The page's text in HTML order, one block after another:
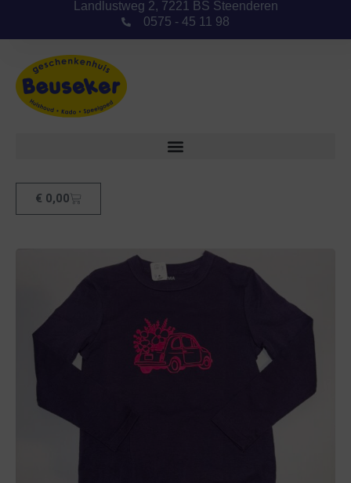
Landlustweg 2, 7221 BS Steenderen
0575 - 45 11 98
€ 0,00